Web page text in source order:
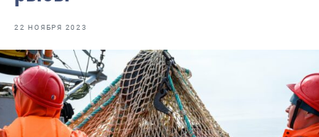
Научно-практическая литература
Рыбоохрана России
Отрасль в цифрах
22 НОЯБРЯ 2023